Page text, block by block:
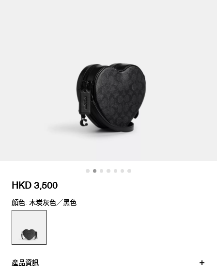
HKD 3,500
顏色: 木炭灰色／黑色
產品資訊